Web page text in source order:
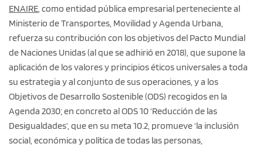
ENAIRE, como entidad pública empresarial perteneciente al
Ministerio de Transportes, Movilidad y Agenda Urbana,
refuerza su contribución con los objetivos del Pacto Mundial
de Naciones Unidas (al que se adhirió en 2018), que supone la
aplicación de los valores y principios éticos universales a toda
su estrategia y al conjunto de sus operaciones, y a los
Objetivos de Desarrollo Sostenible (ODS) recogidos en la
Agenda 2030; en concreto al ODS 10 ‘Reducción de las
Desigualdades’, que en su meta 10.2, promueve ‘la inclusión
social, económica y política de todas las personas,